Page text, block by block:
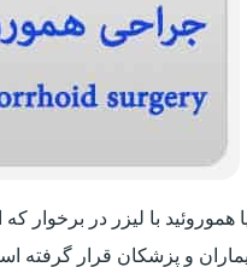
هموروئید با لیزر در
و پزشکان قرار